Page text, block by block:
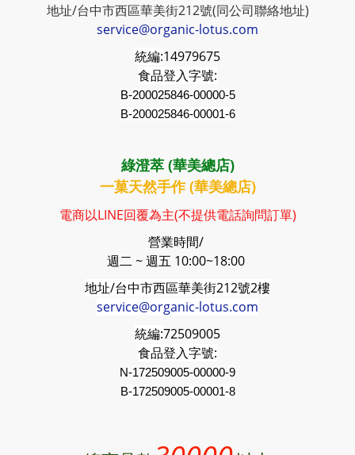
地址/台中市西區華美街212號(同公司聯絡地址)
service@organic-lotus.com
統編:14979675
食品登入字號:
B-200025846-00000-5
B-200025846-00001-6
綠澄萃 (華美總店)
一菓天然手作 (華美總店)
電商以LINE回覆為主(不提供電話詢問訂單)
營業時間/
週二 ~ 週五 10:00~18:00
地址/台中市西區華美街212號2樓
service@organic-lotus.com
統編:72509005
食品登入字號:
N-172509005-00000-9
B-172509005-00001-8